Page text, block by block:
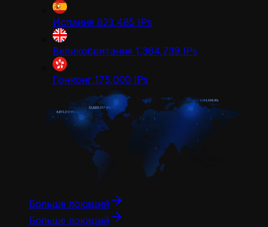
Испания 823,485 IPs
Великобритания 1,364,739 IPs
Гонконг 175,000 IPs
Больше локаций
Больше локаций